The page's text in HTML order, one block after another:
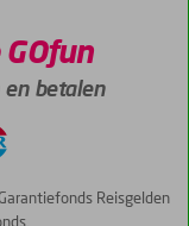
en betalen
Reisgelden